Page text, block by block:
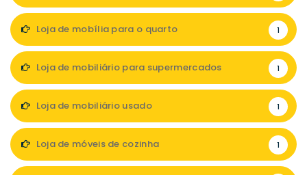
Loja de mobília para o quarto 1
Loja de mobiliário para supermercados 1
Loja de mobiliário usado 1
Loja de móveis de cozinha 1